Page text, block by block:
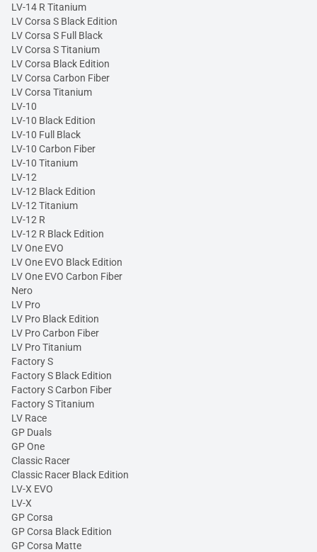
LV-14 R Titanium
LV Corsa S Black Edition
LV Corsa S Full Black
LV Corsa S Titanium
LV Corsa Black Edition
LV Corsa Carbon Fiber
LV Corsa Titanium
LV-10
LV-10 Black Edition
LV-10 Full Black
LV-10 Carbon Fiber
LV-10 Titanium
LV-12
LV-12 Black Edition
LV-12 Titanium
LV-12 R
LV-12 R Black Edition
LV One EVO
LV One EVO Black Edition
LV One EVO Carbon Fiber
Nero
LV Pro
LV Pro Black Edition
LV Pro Carbon Fiber
LV Pro Titanium
Factory S
Factory S Black Edition
Factory S Carbon Fiber
Factory S Titanium
LV Race
GP Duals
GP One
Classic Racer
Classic Racer Black Edition
LV-X EVO
LV-X
GP Corsa
GP Corsa Black Edition
GP Corsa Matte